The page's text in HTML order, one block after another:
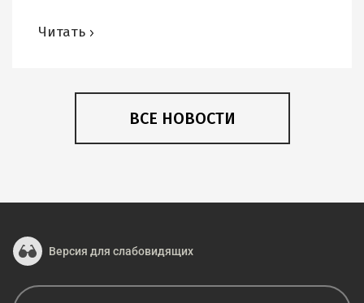
Читать
ВСЕ НОВОСТИ
Версия для слабовидящих